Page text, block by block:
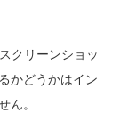
クリーンショッ
かどうかはイン
ん。